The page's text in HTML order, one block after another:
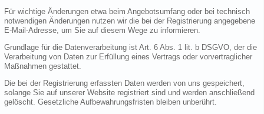
Für wichtige Änderungen etwa beim Angebotsumfang oder bei technisch
notwendigen Änderungen nutzen wir die bei der Registrierung angegebene
E-Mail-Adresse, um Sie auf diesem Wege zu informieren.
Grundlage für die Datenverarbeitung ist Art. 6 Abs. 1 lit. b DSGVO, der die
Verarbeitung von Daten zur Erfüllung eines Vertrags oder vorvertraglicher
Maßnahmen gestattet.
Die bei der Registrierung erfassten Daten werden von uns gespeichert,
solange Sie auf unserer Website registriert sind und werden anschließend
gelöscht. Gesetzliche Aufbewahrungsfristen bleiben unberührt.